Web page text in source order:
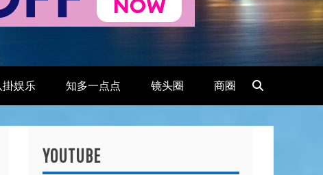
掛娱乐 知多一点点 镜头圈 商圈
YOUTUBE